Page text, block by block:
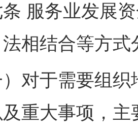
务业发展资
相结合等方
于需要组织
重大事项，